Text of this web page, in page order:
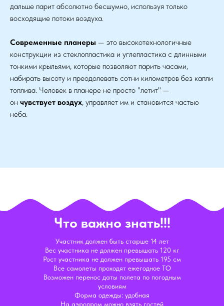
дальше парит абсолютно бесшумно, используя только
восходящие потоки воздуха.
Современные планеры — это высокотехнологичные
конструкции из стеклопластика и углепластика с длинными
тонкими крыльями, которые позволяют парить часами,
набирать высоту и преодолевать сотни километров без капли
топлива. Человек в планере не просто "летит" —
он чувствует воздух, управляет им и становится частью
неба.
Что важно знать!!!
Участник должен быть старше 14 лет
Вес участника не должен превышать 120 кг
Рост участника не должен превышать 195 см
Все самолеты проходят ежегодное ТО
Возможен перенос даты полета по погодным
условиям
Форма одежды: удобная
На аэродром можно взять гостей